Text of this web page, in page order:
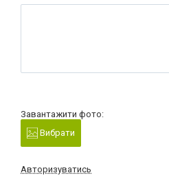
Завантажити фото:
Вибрати
Авторизуватись